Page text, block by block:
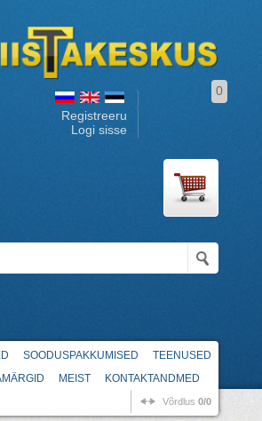
Registreeru
Logi sisse
0
SOODUSPAKKUMISED
TEENUSED
MEIST KONTAKTANDMED
Võrdlus 0/0